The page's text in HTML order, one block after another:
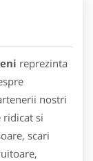
reprezinta
nostri
ridicat si
scari